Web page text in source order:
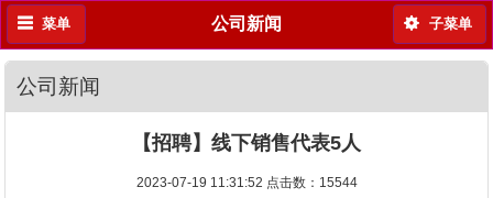
公司新闻
菜单 子菜单
公司新闻
【招聘】线下销售代表5人
2023-07-19 11:31:52 点击数： 15544